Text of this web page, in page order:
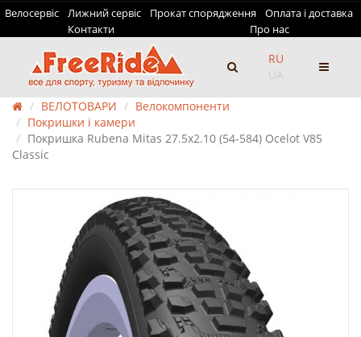
Велосервіс Лижний сервіс Прокат спорядження
Оплата і доставка
Контакти
Про нас
RU
UA
ВЕЛОТОВАРИ
Велокомпоненти
Покришки і камери
Покришка Rubena Mitas 27.5x2.10 (54-584) Ocelot V85
Classic